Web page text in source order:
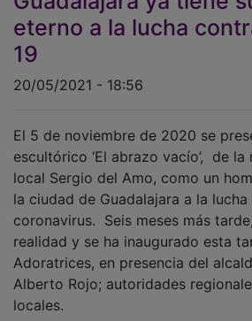
eterno a la lucha
19
escultórico ‘El abrazo vacío’, de
local Sergio del Amo, como un
la ciudad de Guadalajara a la
coronavirus. Seis meses más
realidad y se ha inaugurado esta
Adoratrices, en presencia del
Alberto Rojo; autoridades
locales.